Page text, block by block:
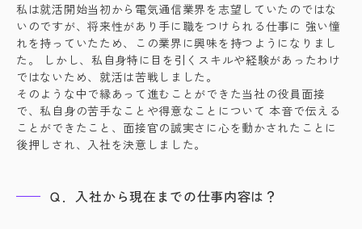
私は就活開始当初から電気通信業界を志望していたのではな
いのですが、将来性があり手に職をつけられる仕事に 強い憧
れを持っていたため、この業界に興味を持つようになりまし
た。 しかし、私自身特に目を引くスキルや経験があったわけ
ではないため、就活は苦戦しました。
そのような中で縁あって進むことができた当社の役員面接
で、私自身の苦手なことや得意なことについて 本音で伝える
ことができたこと、面接官の誠実さに心を動かされたことに
後押しされ、入社を決意しました。
Ｑ．入社から現在までの仕事内容は？